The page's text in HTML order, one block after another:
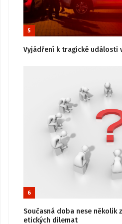
5
Vyjádření k tragické události
6
Současná doba nese několik
etických dilemat